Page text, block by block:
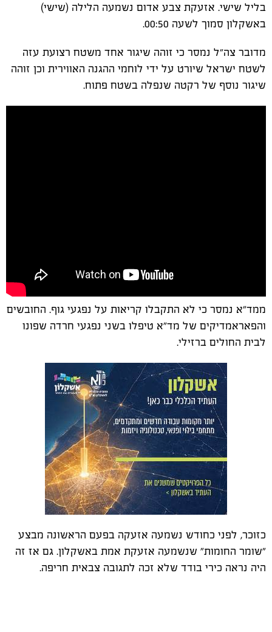
בליל שישי. אזעקת צבע אדום נשמעה הלילה (שישי)
באשקלון סמוך לשעה 00:50.
מדובר צה״ל נמסר כי זוהה שיגור אחד משטח רצועת עזה
לשטח ישראל שיורט על ידי לוחמי ההגנה האווירית וכן זוהה
שיגור נוסף של רקטה שנפלה בשטח פתוח.
ממד"א נמסר כי לא התקבלו קריאות על נפגעי גוף. החובשים
והפאראמדיקים של מד"א טיפלו בשני נפגעי חרדה שפונו
לבית החולים ברזילי.
כזוכר, לפני כחודש נשמעה אזעקה בפעם הראשונה מבצע
"שומר החומות" שנשמעה אזעקת אמת באשקלון. גם אז זה
היה נראה כירי בודד שלא זכה לתגובה צבאית חריפה.